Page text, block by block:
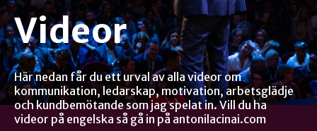
Videor
Här nedan får du ett urval av alla videor om
kommunikation, ledarskap, motivation, arbetsglädje
och kundbemötande som jag spelat in. Vill du ha
videor på engelska så gå in på antonilacinai.com